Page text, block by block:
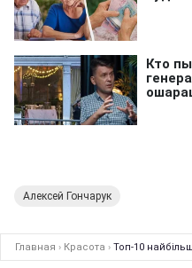
Алексей Гончарук
Главная › Красота › Топ-10